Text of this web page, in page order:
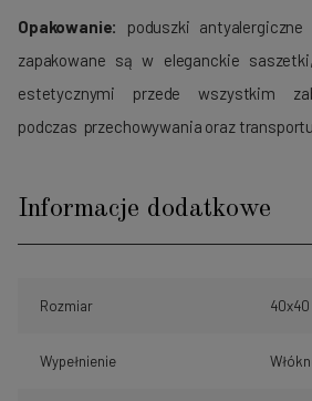
Opakowanie:
poduszki
zapakowane są w eleganckie
estetycznymi przede wszystkim
podczas przechowywania oraz
Informacje dodatkowe
Rozmiar 40x40
Wypełnienie